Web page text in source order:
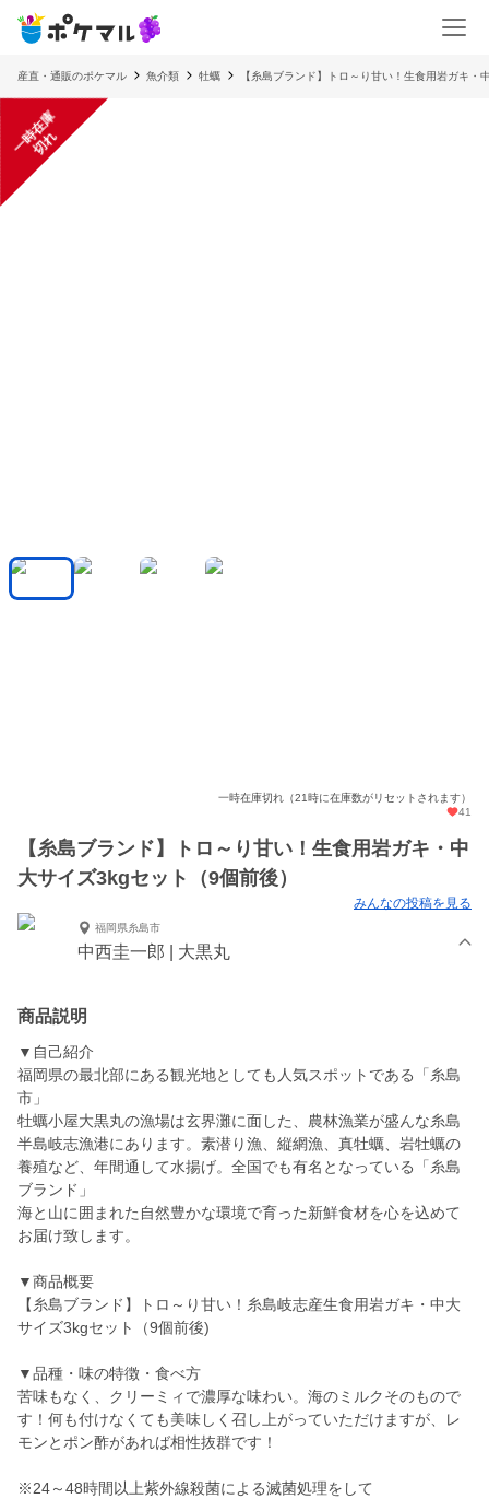
産直・通販のポケマル 魚介類 牡蠣 【糸島ブランド】トロ～り甘い！生食用岩ガキ・
一
時
在
庫
切
れ
一時在庫切れ（21時に在庫数がリセットされます）
41
【糸島ブランド】トロ～り甘い！生食用岩ガキ・中
大サイズ3kgセット（9個前後）
みんなの投稿を見る
福岡県糸島市
中西圭一郎 | 大黒丸
商品説明
▼自己紹介
福岡県の最北部にある観光地としても人気スポットである「糸島
市」
牡蠣小屋大黒丸の漁場は玄界灘に面した、農林漁業が盛んな糸島
半島岐志漁港にあります。素潜り漁、縦網漁、真牡蠣、岩牡蠣の
養殖など、年間通して水揚げ。全国でも有名となっている「糸島
ブランド」
海と山に囲まれた自然豊かな環境で育った新鮮食材を心を込めて
お届け致します。
▼商品概要
【糸島ブランド】トロ～り甘い！糸島岐志産生食用岩ガキ・中大
サイズ3kgセット（9個前後)
▼品種・味の特徴・食べ方
苦味もなく、クリーミィで濃厚な味わい。海のミルクそのもので
す！何も付けなくても美味しく召し上がっていただけますが、レ
モンとポン酢があれば相性抜群です！
※24～48時間以上紫外線殺菌による滅菌処理をして